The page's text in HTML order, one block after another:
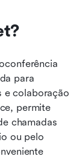
para
e colaboração
permite
chamadas
ou pelo